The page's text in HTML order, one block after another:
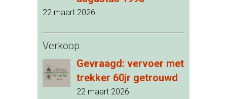
22 maart 2026
Verkoop
Gevraagd: vervoer met
trekker 60jr getrouwd
22 maart 2026